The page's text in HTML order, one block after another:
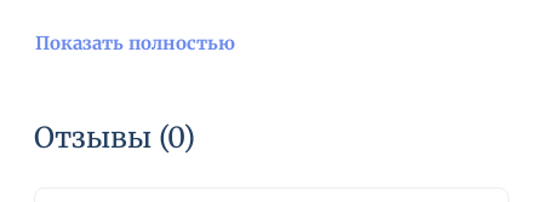
Показать полностью
Отзывы (0)